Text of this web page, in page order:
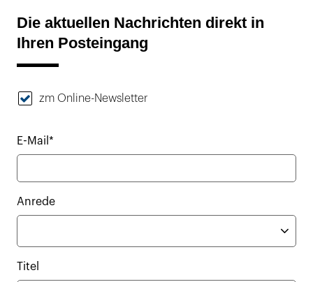
Die aktuellen Nachrichten direkt in
Ihren Posteingang
zm Online-Newsletter
E-Mail*
Anrede
Titel